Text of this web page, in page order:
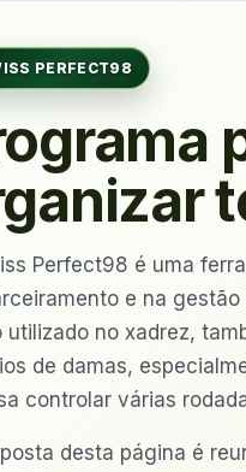
PERFECT98
Perfect98 é uma
e na
utilizado no xadrez,
de damas,
controlar várias
desta página é